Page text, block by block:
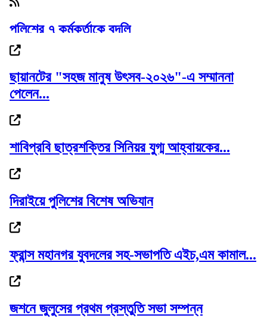
পুলিশের ৭ কর্মকর্তাকে বদলি
গোলাপগঞ্জে প্রাথমিক শিক্ষাবৃত্তি পাওয়া ৭...
দেড় মাসের মধ্যে সর্বোচ্চে স্বর্ণের দাম
বাণিজ্যমন্ত্রীর সঙ্গে অস্ট্রেলিয়ার...
ছায়ানটের "সহজ মানুষ উৎসব-২০২৬"-এ সম্মাননা
পেলেন...
শাবিপ্রবি ছাত্রশক্তির সিনিয়র যুগ্ম আহ্বায়কের...
দিরাইয়ে পুলিশের বিশেষ অভিযান
ফ্রান্স মহানগর যুবদলের সহ-সভাপতি এইচ,এম কামাল...
জশনে জুলুসের প্রথম প্রস্তুতি সভা সম্পন্ন